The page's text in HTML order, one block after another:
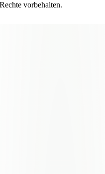
vorbehalten.